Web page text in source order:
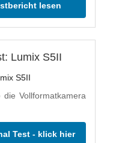
lesen
Lumix S5II
Vollformatkamera
Test - klick hier